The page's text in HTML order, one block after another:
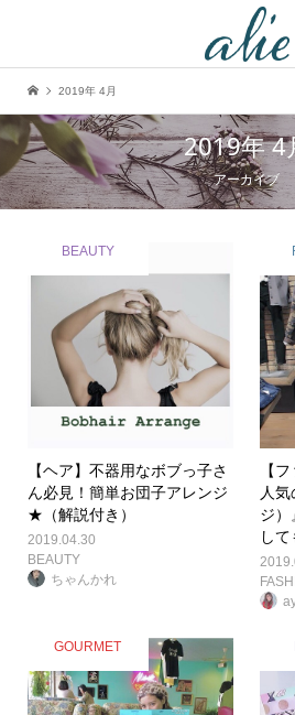
2019年 4月
2019年 4
アーカイブ
BEAUTY
【ヘア】不器用なボブっ子さ
ん必見！簡単お団子アレンジ
★（解説付き）
2019.04.30
BEAUTY
ちゃんかれ
【
人
ジ）
し
GOURMET